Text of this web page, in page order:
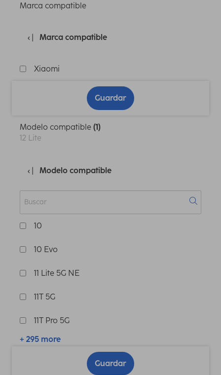
Marca compatible
Marca compatible
Xiaomi
Guardar
Modelo compatible (1)
12 Lite
Modelo compatible
10
10 Evo
11 Lite 5G NE
11T 5G
11T Pro 5G
+ 295 more
Guardar